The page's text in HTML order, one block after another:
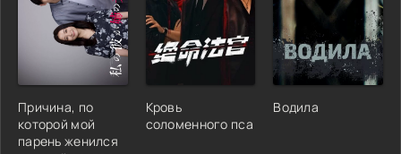
Причина, по
которой мой
парень женился
Кровь
соломенного пса
Водила